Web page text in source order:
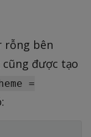
rỗng bên
được tạo
=